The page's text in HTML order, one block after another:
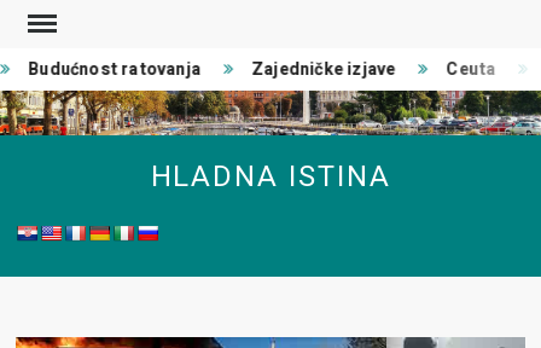
Skip
content
Budućnost ratovanja Zajedničke izjave Ceuta
HLADNA ISTINA